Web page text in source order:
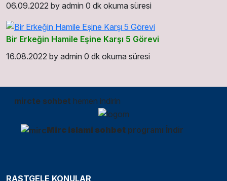
06.09.2022 by admin 0 dk okuma süresi
Bir Erkeğin Hamile Eşine Karşı 5 Görevi
16.08.2022 by admin 0 dk okuma süresi
mircte sohbet hemen indirin
Mirc islami sohbet programı İndir
RASTGELE KONULAR